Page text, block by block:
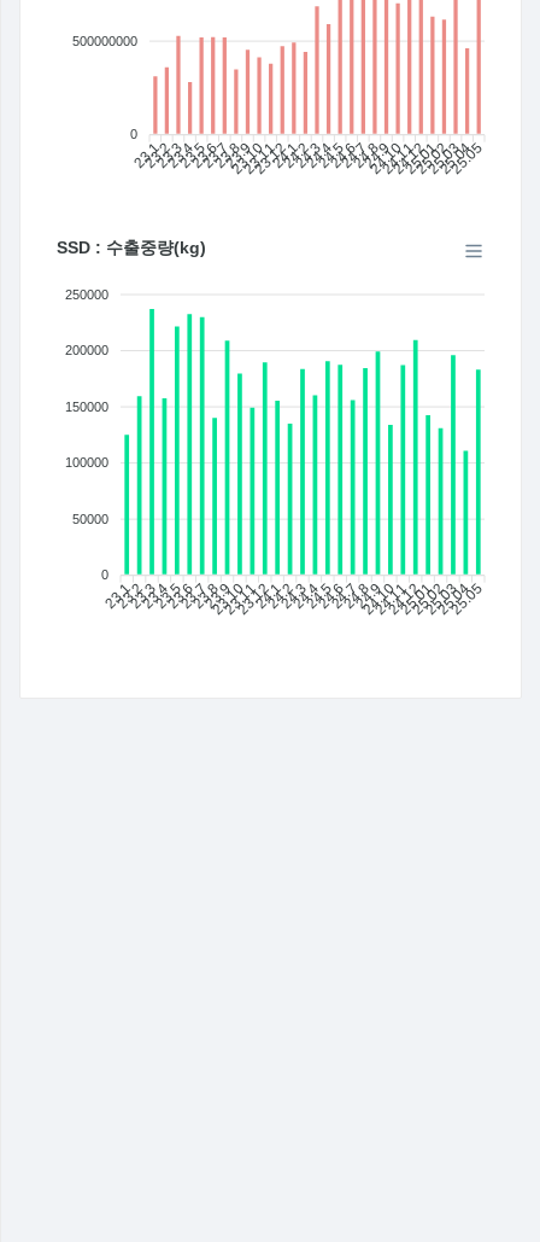
500000000
0
23.1
23.2
23.3
23.4
23.5
23.6
23.7
23.8
23.9
23.10
23.11
23.12
24.1
24.2
24.3
24.4
24.5
24.6
24.7
24.8
24.9
24.10
24.11
24.12
25.01
25.02
25.03
25.04
25.05
SSD : 수출중량(kg)
250000
200000
150000
100000
50000
0
23.1
23.2
23.3
23.4
23.5
23.6
23.7
23.8
23.9
23.10
23.11
23.12
24.1
24.2
24.3
24.4
24.5
24.6
24.7
24.8
24.9
24.10
24.11
24.12
25.01
25.02
25.03
25.04
25.05